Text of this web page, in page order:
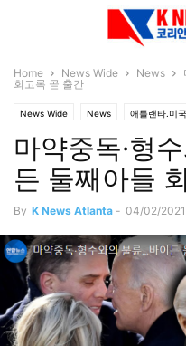
Home News Wide News
회고록 곧 출간
News Wide News 애틀랜타.미
마약중독·형
든 둘째아들
By K News Atlanta - 04/02/2021